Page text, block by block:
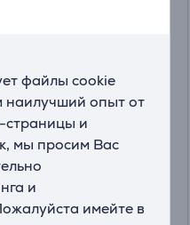
файлы cookie
опыт от
страницы и
мы просим Вас
и
имейте в
.99 €
74 €
лист